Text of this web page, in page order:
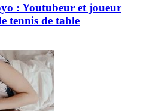
: Youtubeur et joueur
tennis de table